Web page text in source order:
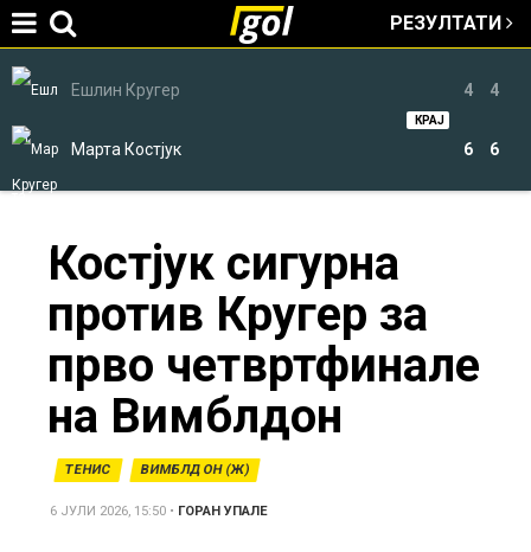
РЕЗУЛТАТИ
Ешлин Кругер
Марта Костјук
4
6
4
6
КРАЈ
here
Костјук сигурна
против Кругер за
прво четвртфинале
на Вимблдон
ТЕНИС ВИМБЛДОН (Ж)
6 ЈУЛИ 2026, 15:50 • ГОРАН УПАЛЕ